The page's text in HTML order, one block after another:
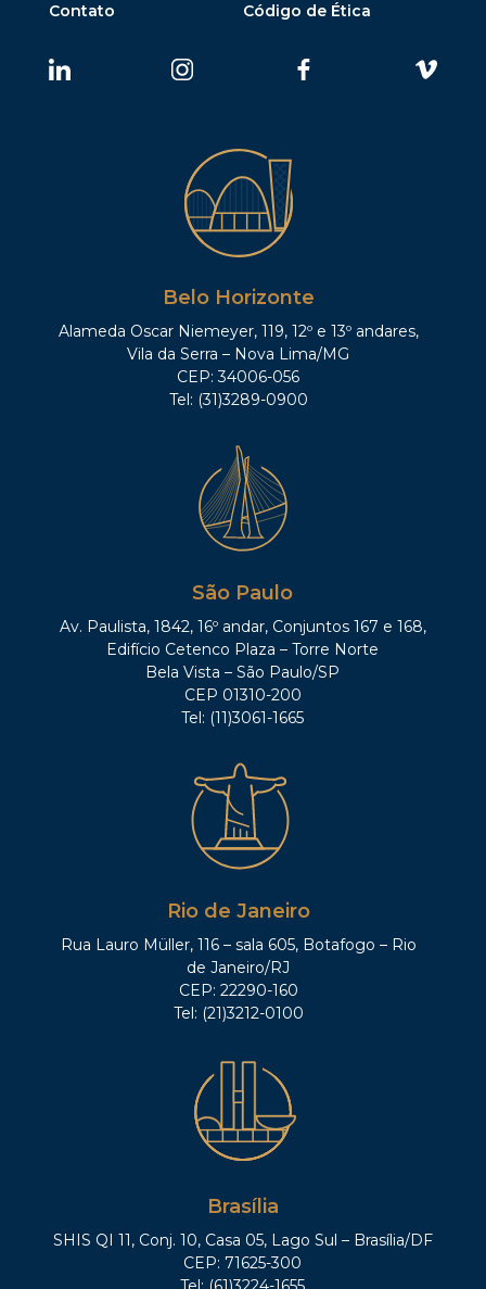
Contato
Código de Ética
Belo Horizonte
Alameda Oscar Niemeyer, 119, 12º e 13º andares,
Vila da Serra – Nova Lima/MG
CEP: 34006-056
Tel: (31)3289-0900
São Paulo
Av. Paulista, 1842, 16º andar, Conjuntos 167 e 168,
Edifício Cetenco Plaza – Torre Norte
Bela Vista – São Paulo/SP
CEP 01310-200
Tel: (11)3061-1665
Rio de Janeiro
Rua Lauro Müller, 116 – sala 605, Botafogo – Rio
de Janeiro/RJ
CEP: 22290-160
Tel: (21)3212-0100
Brasília
SHIS QI 11, Conj. 10, Casa 05, Lago Sul – Brasília/DF
CEP: 71625-300